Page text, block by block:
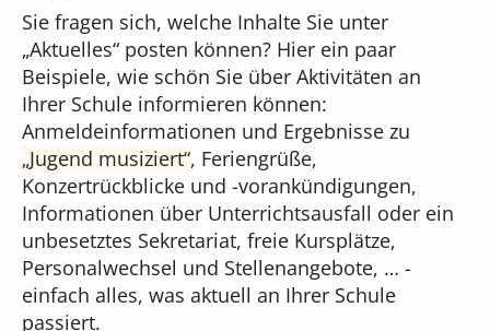
Sie fragen sich, welche Inhalte Sie unter
„Aktuelles“ posten können? Hier ein paar
Beispiele, wie schön Sie über Aktivitäten an
Ihrer Schule informieren können:
Anmeldeinformationen und Ergebnisse zu
Jugend musiziert , Feriengrüße,
Konzertrückblicke und -vorankündigungen,
Informationen über Unterrichtsausfall oder ein
unbesetztes Sekretariat, freie Kursplätze,
Personalwechsel und Stellenangebote, … -
einfach alles, was aktuell an Ihrer Schule
passiert.